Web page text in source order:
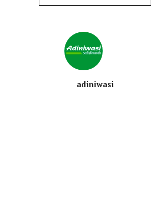
adiniwasi